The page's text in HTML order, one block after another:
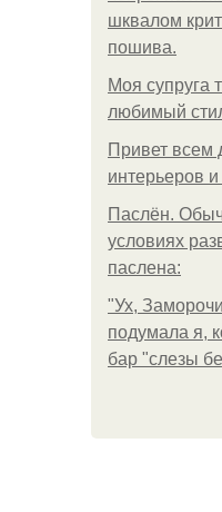
шквалом
пошива.
Моя супруга
любимый
Привет всем
интерьеров и
Паслён.
условиях
паслена:
"Ух,
подумала я,
бар "слезы